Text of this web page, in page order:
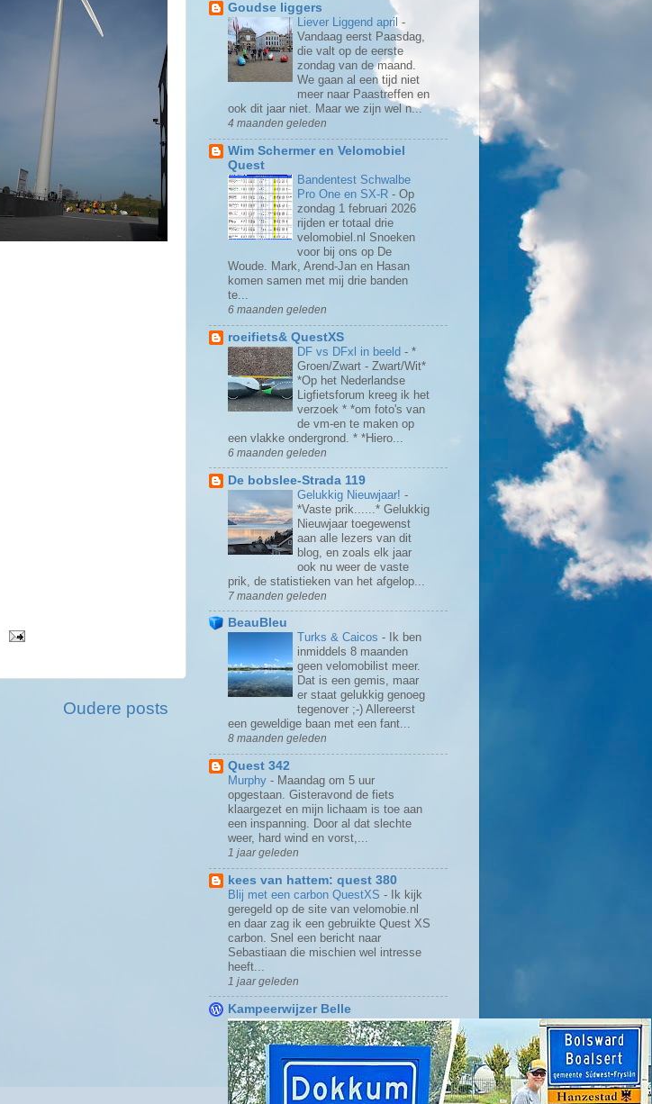
Oudere posts
Goudse liggers
Liever Liggend april -
Vandaag eerst Paasdag,
die valt op de eerste
zondag van de maand.
We gaan al een tijd niet
meer naar Paastreffen en
ook dit jaar niet. Maar we zijn wel n...
4 maanden geleden
Wim Schermer en Velomobiel
Quest
Bandentest Schwalbe
Pro One en SX-R - Op
zondag 1 februari 2026
rijden er totaal drie
velomobiel.nl Snoeken
voor bij ons op De
Woude. Mark, Arend-Jan en Hasan
komen samen met mij drie banden
te...
6 maanden geleden
roeifiets& QuestXS
DF vs DFxl in beeld - *
Groen/Zwart - Zwart/Wit*
*Op het Nederlandse
Ligfietsforum kreeg ik het
verzoek * *om foto's van
de vm-en te maken op
een vlakke ondergrond. * *Hiero...
6 maanden geleden
De bobslee-Strada 119
Gelukkig Nieuwjaar! -
*Vaste prik......* Gelukkig
Nieuwjaar toegewenst
aan alle lezers van dit
blog, en zoals elk jaar
ook nu weer de vaste
prik, de statistieken van het afgelop...
7 maanden geleden
BeauBleu
Turks & Caicos -
Ik ben
inmiddels 8 maanden
geen velomobilist meer.
Dat is een gemis, maar
er staat gelukkig genoeg
tegenover ;-) Allereerst
een geweldige baan met een fant...
8 maanden geleden
Quest 342
Murphy - Maandag om 5 uur
opgestaan. Gisteravond de fiets
klaargezet en mijn lichaam is toe aan
een inspanning. Door al dat slechte
weer, hard wind en vorst,...
1 jaar geleden
kees van hattem: quest 380
Blij met een carbon QuestXS -
Ik kijk
geregeld op de site van velomobie.nl
en daar zag ik een gebruikte Quest XS
carbon. Snel een bericht naar
Sebastiaan die mischien wel intresse
heeft...
1 jaar geleden
Kampeerwijzer Belle